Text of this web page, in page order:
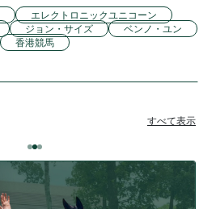
エレクトロニックユニコーン
ジョン・サイズ
ベンノ・ユン
香港競馬
すべて表示